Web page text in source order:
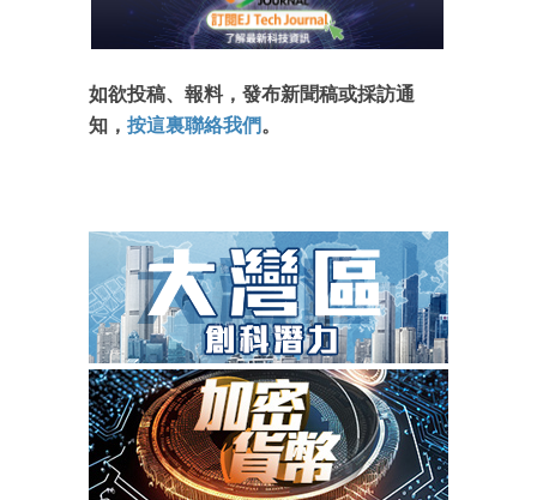
如欲投稿、報料，發布新聞稿或採訪通
知， 按這裏聯絡我們。